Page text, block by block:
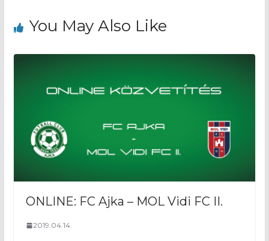
You May Also Like
ONLINE: FC Ajka – MOL Vidi FC II.
2019.04.14.